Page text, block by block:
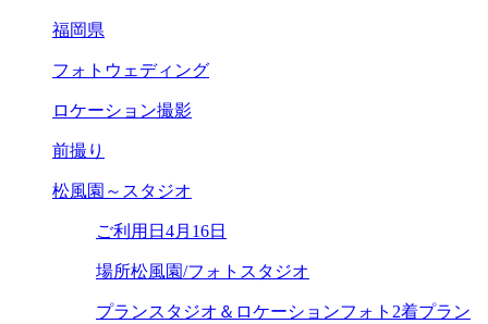
福岡県
フォトウェディング
ロケーション撮影
前撮り
松風園～スタジオ
ご利用日 4月16日
場所松風園/フォトスタジオ
プランスタジオ＆ロケーションフォト2着プラン